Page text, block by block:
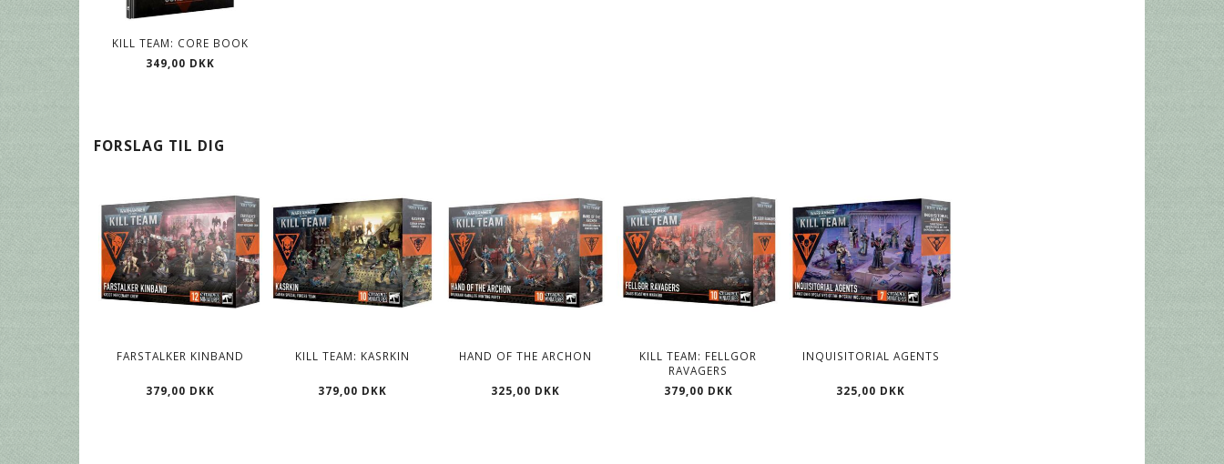
KILL TEAM: CORE BOOK
349,00 DKK
FORSLAG TIL DIG
FARSTALKER KINBAND
379,00 DKK
KILL TEAM: KASRKIN
379,00 DKK
HAND OF THE ARCHON
325,00 DKK
KILL TEAM: FELLGOR
RAVAGERS
379,00 DKK
INQUISITORIAL AGENTS
325,00 DKK